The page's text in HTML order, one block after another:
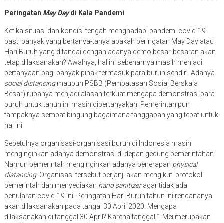
Peringatan May Daydi Kala Pandemi
Ketika situasi dan kondisi tengah menghadapi pandemi covid-19
pasti banyak yang bertanya-tanya apakah peringatan May Day atau
Hari Buruh yang ditandai dengan adanya demo besar-besaran akan
tetap dilaksanakan? Awalnya, hal ini sebenarnya masih menjadi
pertanyaan bagi banyak pihak termasuk para buruh sendiri. Adanya
social distancingmaupun PSBB (Pembatasan Sosial Berskala
Besar) rupanya menjadi alasan terkuat mengapa demonstrasi para
buruh untuk tahun ini masih dipertanyakan. Pemerintah pun
tampaknya sempat bingung bagaimana tanggapan yang tepat untuk
hal ini.
Sebetulnya organisasi-organisasi buruh di Indonesia masih
menginginkan adanya demonstrasi di depan gedung pemerintahan.
Namun pemerintah menginginkan adanya penerapan physical
distancing. Organisasi tersebut berjanji akan mengikuti protokol
pemerintah dan menyediakan hand sanitizeragar tidak ada
penularan covid-19 ini. Peringatan Hari Buruh tahun ini rencananya
akan dilaksanakan pada tangal 30 April 2020. Mengapa
dilaksanakan di tanggal 30 April? Karena tanggal 1 Mei merupakan